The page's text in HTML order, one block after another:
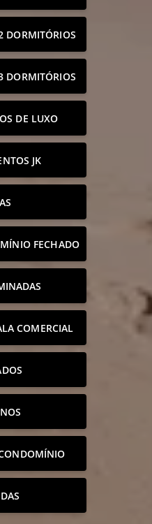
DORMITÓRIOS
DORMITÓRIOS
DE LUXO
JK
FECHADO
COMERCIAL